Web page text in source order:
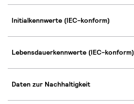
Initialkennwerte (IEC-konform)
Lebensdauerkennwerte (IEC-konform)
Daten zur Nachhaltigkeit